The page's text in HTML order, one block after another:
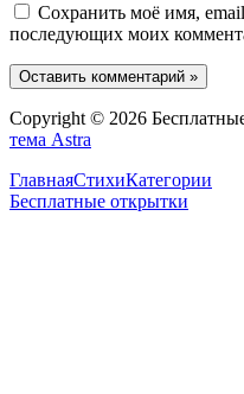
Сохранить моё имя, email
последующих моих
Copyright © 2026
тема Astra
ГлавнаяСтихиКатегории
Бесплатные открытки